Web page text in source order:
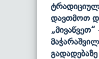
Დავთმოთ
Გადადებაზე